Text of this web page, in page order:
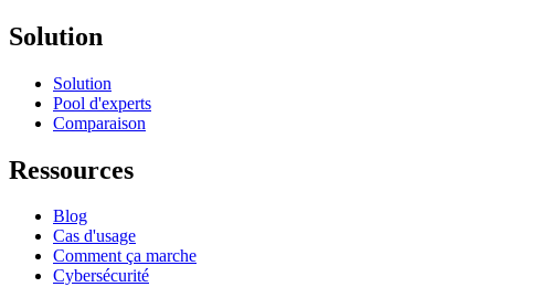
Solution
Solution
Pool d'experts
Comparaison
Ressources
Blog
Cas d'usage
Comment ça marche
Cybersécurité